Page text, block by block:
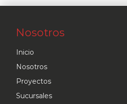
Nosotros
Inicio
Nosotros
Proyectos
Sucursales